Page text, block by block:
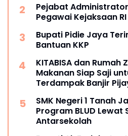
Pejabat
Pegawai Kejaksaan
Bupati Pidie Jaya
Bantuan KKP
KITABISA dan Rumah
Makanan Siap Saji
Terdampak Banjir
SMK Negeri 1 Tanah
Program BLUD Lewat
Antarsekolah